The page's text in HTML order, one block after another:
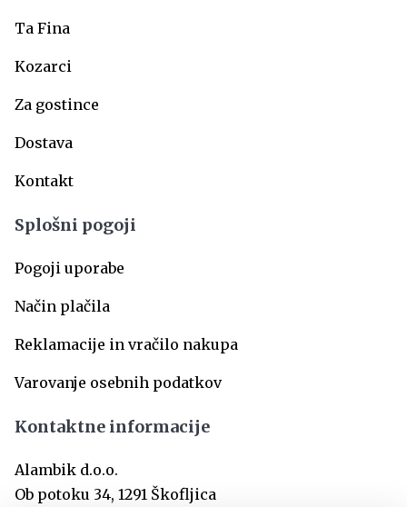
Ta Fina
Kozarci
Za gostince
Dostava
Kontakt
Splošni pogoji
Pogoji uporabe
Način plačila
Reklamacije in vračilo nakupa
Varovanje osebnih podatkov
Kontaktne informacije
Alambik d.o.o.
Ob potoku 34, 1291 Škofljica